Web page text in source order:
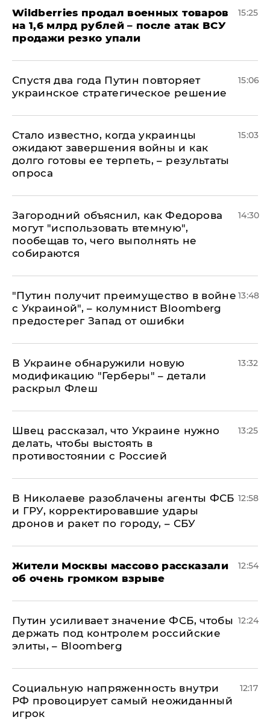
​Wildberries продал военных товаров
на 1,6 млрд рублей – после атак ВСУ
продажи резко упали
15:25
Спустя два года Путин повторяет
украинское стратегическое решение
15:06
Стало известно, когда украинцы
ожидают завершения войны и как
долго готовы ее терпеть, – результаты
опроса
15:03
Загородний объяснил, как Федорова
могут "использовать втемную",
пообещав то, чего выполнять не
собираются
14:30
"Путин получит преимущество в войне
с Украиной", – колумнист Bloomberg
предостерег Запад от ошибки
13:48
В Украине обнаружили новую
модификацию "Герберы" – детали
раскрыл Флеш
13:32
Швец рассказал, что Украине нужно
делать, чтобы выстоять в
противостоянии с Россией
13:25
В Николаеве разоблачены агенты ФСБ
и ГРУ, корректировавшие удары
дронов и ракет по городу, – СБУ
12:58
Жители Москвы массово рассказали
об очень громком взрыве
12:54
Путин усиливает значение ФСБ, чтобы
держать под контролем российские
элиты, – Bloomberg
12:24
Социальную напряженность внутри
РФ провоцирует самый неожиданный
игрок
12:17